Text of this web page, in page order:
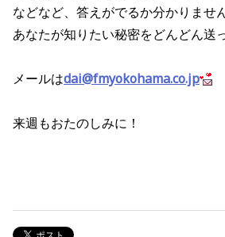
などなど、答えがでるか分かりませ
あなたが知りたい秘密をどんどん送
メールはdai@fmyokohama.co.jp
来週もおたのしみに！